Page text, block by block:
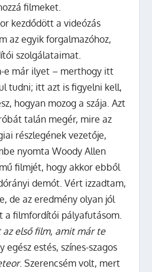
filmeket.
kezdődött a videózás
az egyik forgalmazóhoz,
szolgálataimat.
e már ilyet – merthogy itt
tudni; itt azt is figyelni kell,
hogyan mozog a szája. Azt
talán megér, mire az
részlegének vezetője,
nyomta Woody Allen
filmjét, hogy akkor ebből
demót. Vért izzadtam,
de az eredmény olyan jól
a filmfordítói pályafutásom.
az első film, amit már te
egész estés, színes-szagos
. Szerencsém volt, mert